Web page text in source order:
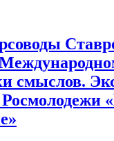
смыслов.